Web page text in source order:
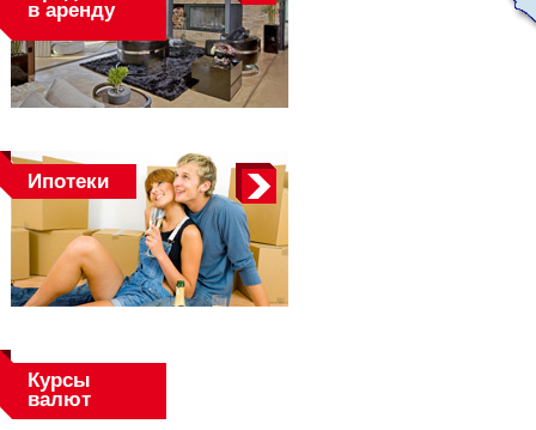
в аренду
Ипотеки
Курсы
валют